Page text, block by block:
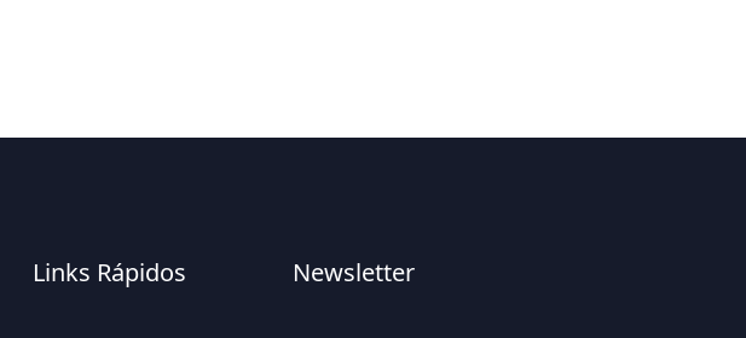
Links Rápidos Newsletter